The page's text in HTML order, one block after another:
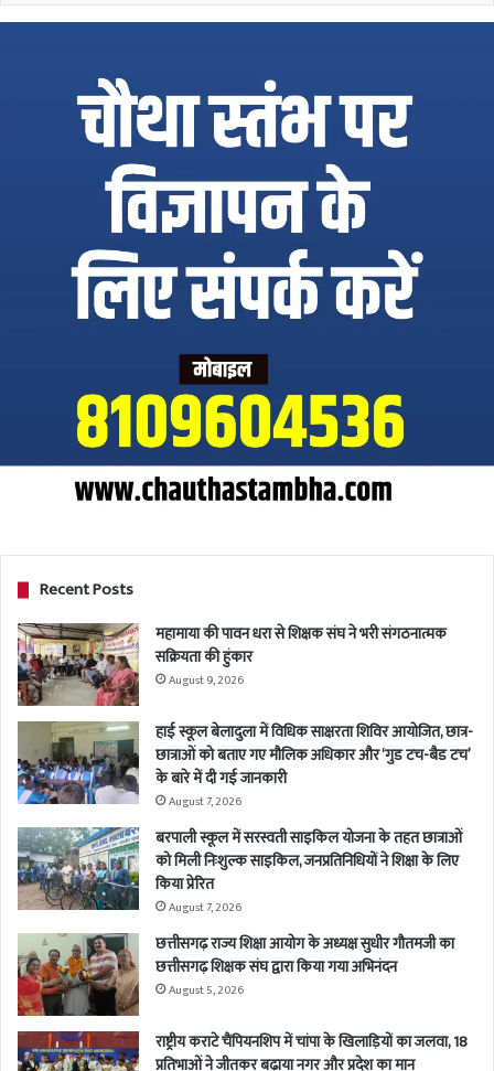
Recent Posts
महामाया की पावन धरा से शिक्षक संघ ने भरी संगठनात्मक
सक्रियता की हुंकार
August 9, 2026
हाई स्कूल बेलादुला में विधिक साक्षरता शिविर आयोजित, छात्र-
छात्राओं को बताए गए मौलिक अधिकार और ‘गुड टच-बैड टच’
के बारे में दी गई जानकारी
August 7, 2026
बरपाली स्कूल में सरस्वती साइकिल योजना के तहत छात्राओं
को मिली निःशुल्क साइकिल, जनप्रतिनिधियों ने शिक्षा के लिए
किया प्रेरित
August 7, 2026
छत्तीसगढ़ राज्य शिक्षा आयोग के अध्यक्ष सुधीर गौतमजी का
छत्तीसगढ़ शिक्षक संघ द्वारा किया गया अभिनंदन
August 5, 2026
राष्ट्रीय कराटे चैंपियनशिप में चांपा के खिलाड़ियों का जलवा, 18
प्रतिभाओं ने जीतकर बढ़ाया नगर और प्रदेश का मान